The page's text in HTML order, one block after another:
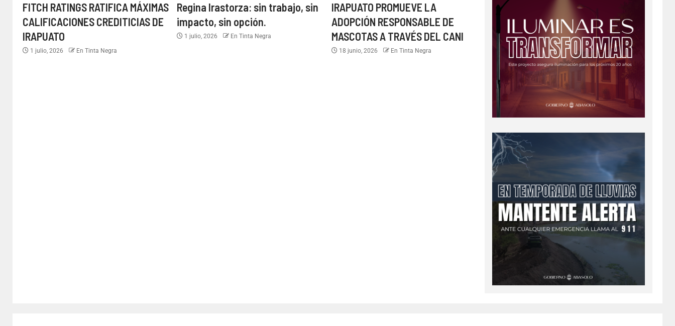
FITCH RATINGS RATIFICA MÁXIMAS
CALIFICACIONES CREDITICIAS DE
IRAPUATO
1 julio, 2026 En Tinta Negra
Regina Irastorza: sin trabajo, sin
impacto, sin opción.
1 julio, 2026 En Tinta Negra
IRAPUATO PROMUEVE LA
ADOPCIÓN RESPONSABLE DE
MASCOTAS A TRAVÉS DEL CANI
18 junio, 2026 En Tinta Negra